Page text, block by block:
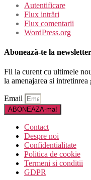
Autentificare
Flux intrări
Flux comentarii
WordPress.org
Abonează-te la newsletter
Fii la curent cu ultimele
la amenajarea si
Email
ABONEAZA-ma!
Contact
Despre noi
Confidentialitate
Politica de cookie
Termeni si conditii
GDPR